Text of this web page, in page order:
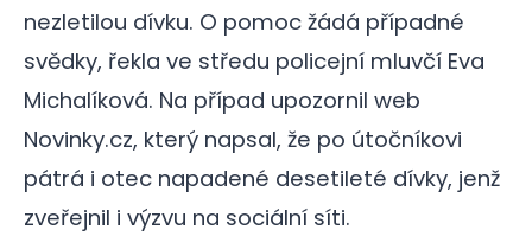
nezletilou dívku. O pomoc žádá případné
svědky, řekla ve středu policejní mluvčí Eva
Michalíková. Na případ upozornil web
Novinky.cz, který napsal, že po útočníkovi
pátrá i otec napadené desetileté dívky, jenž
zveřejnil i výzvu na sociální síti.